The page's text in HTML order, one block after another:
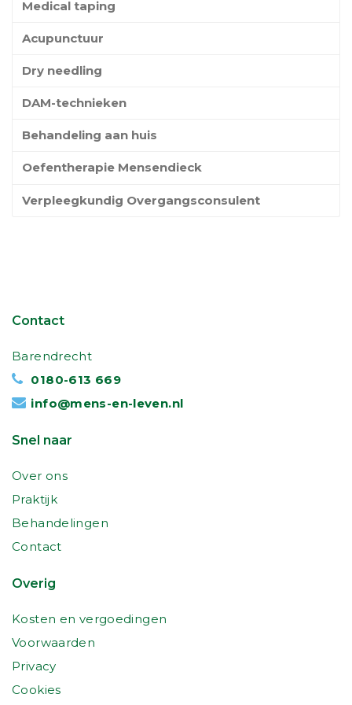
Medical taping
Acupunctuur
Dry needling
DAM-technieken
Behandeling aan huis
Oefentherapie Mensendieck
Verpleegkundig Overgangsconsulent
Contact
Barendrecht
0180-613 669
info@mens-en-leven.nl
Snel naar
Over ons
Praktijk
Behandelingen
Contact
Overig
Kosten en vergoedingen
Voorwaarden
Privacy
Cookies